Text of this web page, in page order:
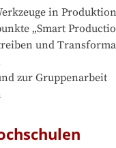
in
„Smart
und
zur Gruppenarbeit